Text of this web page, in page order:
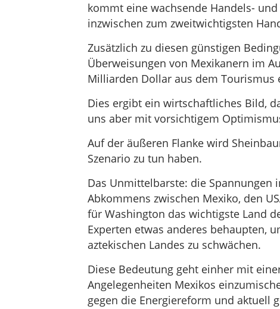
kommt eine wachsende Handels-
inzwischen zum zweitwichtigsten
Zusätzlich zu diesen günstigen
Überweisungen von Mexikanern im
Milliarden Dollar aus dem Tourismus
Dies ergibt ein wirtschaftliches Bild,
uns aber mit vorsichtigem
Auf der äußeren Flanke wird
Szenario zu tun haben.
Das Unmittelbarste: die Spannungen
Abkommens zwischen Mexiko, den
für Washington das wichtigste Land
Experten etwas anderes behaupten,
aztekischen Landes zu schwächen.
Diese Bedeutung geht einher mit
Angelegenheiten Mexikos
gegen die Energiereform und aktuell